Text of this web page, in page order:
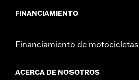
FINANCIAMIENTO
Financiamiento de motocicletas
ACERCA DE NOSOTROS